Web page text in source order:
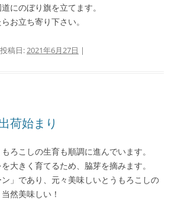
にのぼり旗を立てます。
お立ち寄り下さい。
稿日:2021年6月27日 |
荷始まり
ろこしの生育も順調に進んでいます。
大きく育てるため、脇芽を摘みます。
」であり、元々美味しいとうもろこしの
然美味しい！